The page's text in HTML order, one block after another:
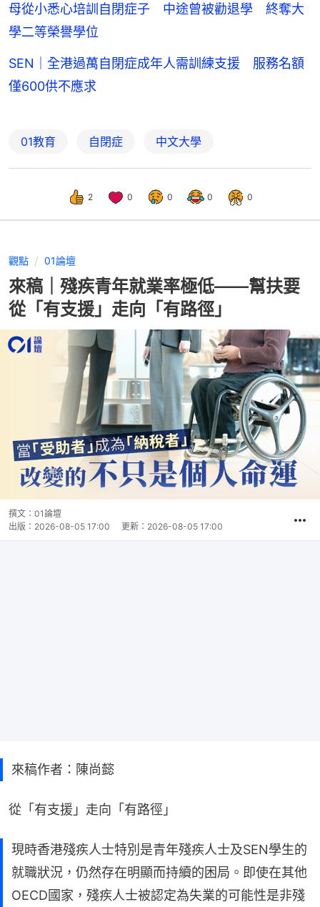
母從小悉心培訓自閉症子 中途曾被勸退學 終奪大
學二等榮譽學位
SEN｜全港過萬自閉症成年人需訓練支援 服務名額
僅600供不應求
01教育 自閉症 中文大學
2 0 0 0 0
觀點 01論壇
來稿｜殘疾青年就業率極低——幫扶要
從「有支援」走向「有路徑」
撰文： 01論壇
出版： 2026-08-05 17:00 更新： 2026-08-05 17:00
來稿作者：陳尚懿
從「有支援」走向「有路徑」
現時香港殘疾人士特別是青年殘疾人士及SEN學生的
就職狀況，仍然存在明顯而持續的困局。即使在其他
OECD國家，殘疾人士被認定為失業的可能性是非殘